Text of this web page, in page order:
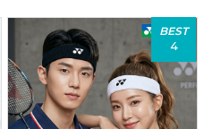
BEST
4